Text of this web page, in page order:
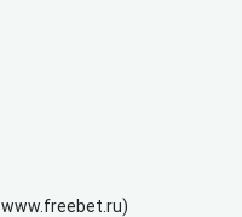
www.freebet.ru)